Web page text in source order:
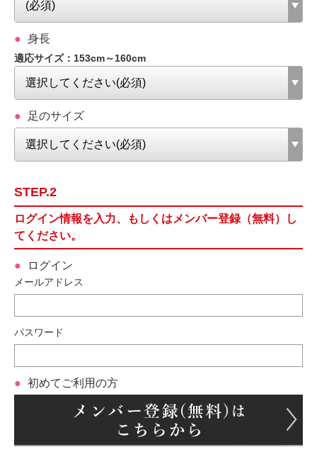
身長
適応サイズ：153cm～160cm
足のサイズ
STEP.2
ログイン情報を入力、もしくはメンバー登録（無料）し
てください。
ログイン
メールアドレス
パスワード
初めてご利用の方